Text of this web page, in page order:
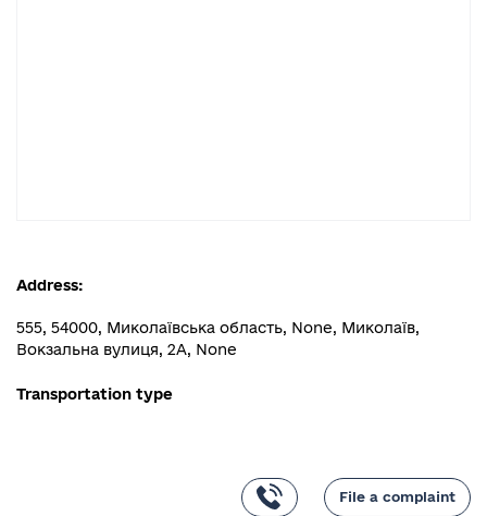
Address:
555, 54000, Миколаївська область, None, Миколаїв,
Вокзальна вулиця, 2А, None
Transportation type
File a complaint